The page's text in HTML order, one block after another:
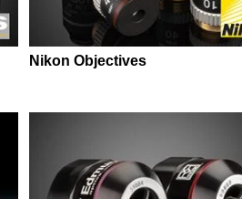
Nikon Objectives